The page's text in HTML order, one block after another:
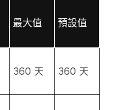
最大值 預設值
360 天 360 天